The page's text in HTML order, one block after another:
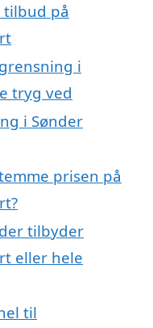
på
i
tryg ved
i Sønder
prisen på
tilbyder
eller hele
til